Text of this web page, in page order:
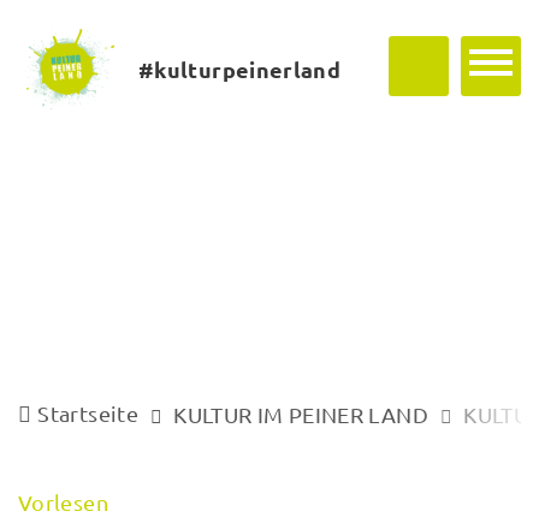
#kulturpeinerland
Startseite KULTUR IM PEINER LAND
Vorlesen